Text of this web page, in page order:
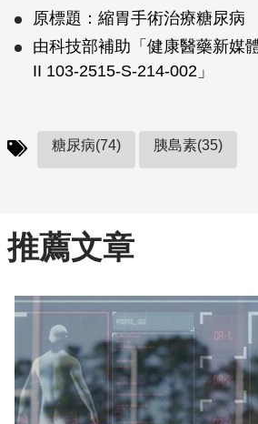
原標題：縮胃手術治療糖尿病
由科技部補助「健康醫藥新媒
II 103-2515-S-214-002」
糖尿病(74) 胰島素(35)
推薦文章